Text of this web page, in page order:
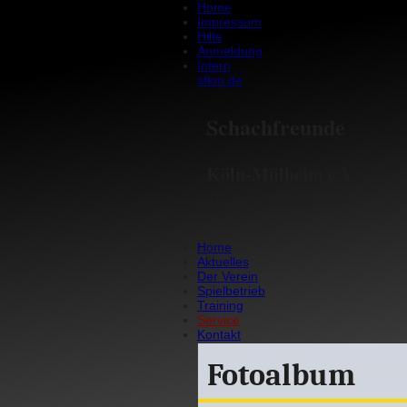
Home
Impressum
Hilfe
Anmeldung
Intern
sfkm.de
Home
Aktuelles
Der Verein
Spielbetrieb
Training
Service
Kontakt
Fotoalbum